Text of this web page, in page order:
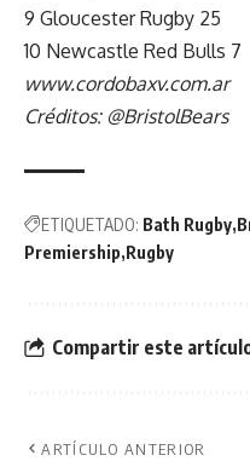
9 Gloucester Rugby 25
10 Newcastle Red Bulls 7
www.cordobaxv.com.ar
Créditos: @BristolBears
ETIQUETADO: Bath Rugby
Premiership Rugby
Compartir este
ARTÍCULO ANTERIOR